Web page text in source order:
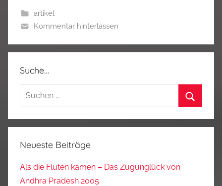
artikel
Kommentar hinterlassen
Suche…
Suchen
Neueste Beiträge
Als die Fluten kamen – Das Zugunglück von
Andhra Pradesh 2005